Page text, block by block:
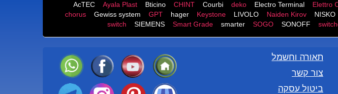
AcTEC Ayala Plast Bticino CHINT Courbi deko Electro Terminal Elettro
chorus
Gewiss system GPT hager Keystone LIVOLO Naiden Kirov NISKO
switch
SIEMENS Smart Grade smarter SOGO SONOFF
תאורה וחשמל
צור קשר
ביטול עסקה